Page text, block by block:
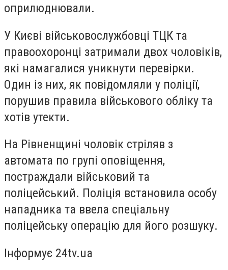
оприлюднювали.
У Києві військовослужбовці ТЦК та
правоохоронці затримали двох чоловіків,
які намагалися уникнути перевірки.
Один із них, як повідомляли у поліції,
порушив правила військового обліку та
хотів утекти.
На Рівненщині чоловік стріляв з
автомата по групі оповіщення,
постраждали військовий та
поліцейський. Поліція встановила особу
нападника та ввела спеціальну
поліцейську операцію для його розшуку.
Інформує 24tv.ua